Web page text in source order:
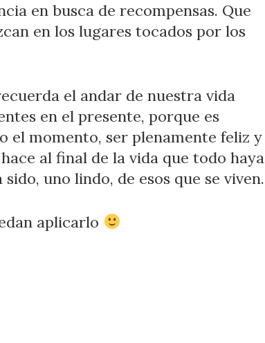
en busca de recompensas. Que
en los lugares tocados por los
el andar de nuestra vida
en el presente, porque es
el momento, ser plenamente feliz y
al final de la vida que todo haya
uno lindo, de esos que se viven.
aplicarlo